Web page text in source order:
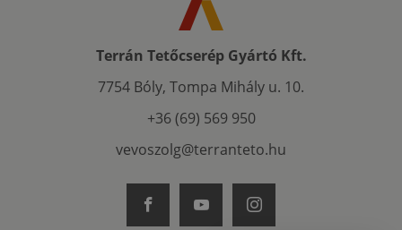
Terrán Tetőcserép Gyártó Kft.
7754 Bóly, Tompa Mihály u. 10.
+36 (69) 569 950
vevoszolg@terranteto.hu